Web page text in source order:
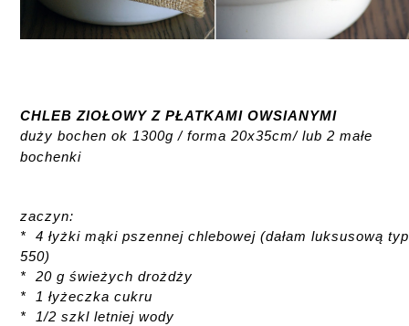
CHLEB ZIOŁOWY Z PŁATKAMI OWSIANYMI
duży bochen ok 1300g / forma 20x35cm/ lub 2 małe
bochenki
zaczyn:
* 4 łyżki mąki pszennej chlebowej (dałam luksusową typ
550)
* 20 g świeżych drożdży
* 1 łyżeczka cukru
* 1/2 szkl letniej wody